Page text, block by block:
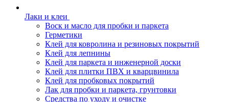
Лаки и клеи
Воск и масло для пробки и паркета
Герметики
Клей для ковролина и резиновых покрытий
Клей для лепнины
Клей для паркета и инженерной доски
Клей для плитки ПВХ и кварцвинила
Клей для пробковых покрытий
Лак для пробки и паркета, грунтовки
Средства по уходу и очистке